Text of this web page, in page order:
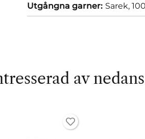
Utgångna garner: Sarek,
av